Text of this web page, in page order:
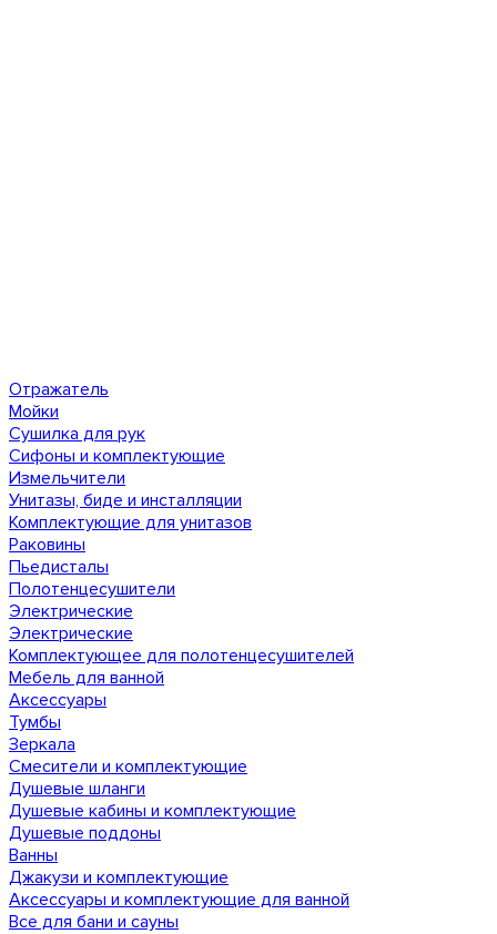
Отражатель
Мойки
Сушилка для рук
Сифоны и комплектующие
Измельчители
Унитазы, биде и инсталляции
Комплектующие для унитазов
Раковины
Пьедисталы
Полотенцесушители
Электрические
Электрические
Комплектующее для полотенцесушителей
Мебель для ванной
Аксессуары
Тумбы
Зеркала
Смесители и комплектующие
Душевые шланги
Душевые кабины и комплектующие
Душевые поддоны
Ванны
Джакузи и комплектующие
Аксессуары и комплектующие для ванной
Все для бани и сауны